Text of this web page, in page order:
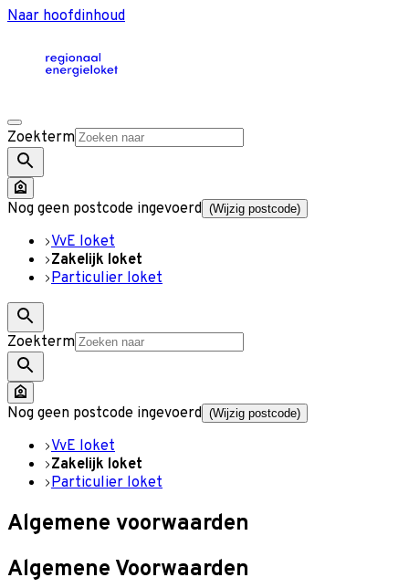
Naar hoofdinhoud
Zoekterm
Nog geen postcode ingevoerd (Wijzig postcode)
VvE loket
Zakelijk loket
Particulier loket
Zoekterm
Nog geen postcode ingevoerd (Wijzig postcode)
VvE loket
Zakelijk loket
Particulier loket
Algemene voorwaarden
Algemene Voorwaarden